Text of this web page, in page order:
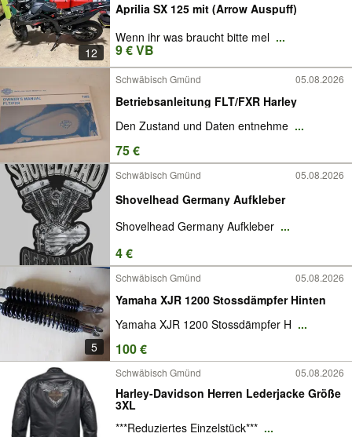
12
Aprilia SX 125 mit (Arrow Auspuff)
Wenn ihr was braucht bitte mel ...
9 € VB
Schwäbisch Gmünd 05.08.2026
Betriebsanleitung FLT/FXR Harley
Den Zustand und Daten entnehme ...
75 €
Schwäbisch Gmünd 05.08.2026
Shovelhead Germany Aufkleber
Shovelhead Germany Aufkleber ...
4 €
5
Schwäbisch Gmünd 05.08.2026
Yamaha XJR 1200 Stossdämpfer Hinten
Yamaha XJR 1200 Stossdämpfer H ...
100 €
Schwäbisch Gmünd 05.08.2026
Harley-Davidson Herren Lederjacke Größe
3XL
***Reduziertes Einzelstück*** ...